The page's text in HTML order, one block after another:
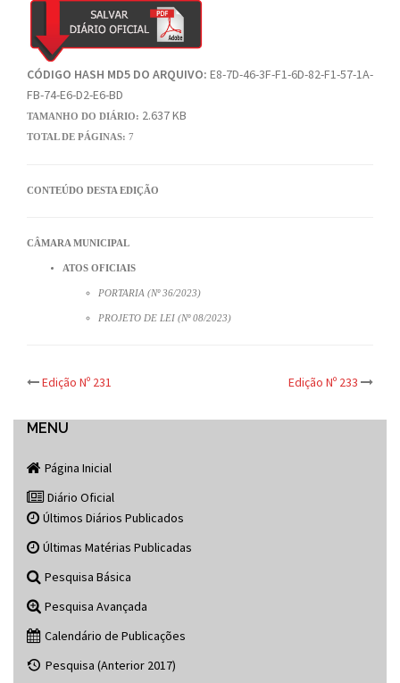
CÓDIGO HASH MD5 DO ARQUIVO: E8-7D-46-3F-F1-6D-82-F1-57-1A-
FB-74-E6-D2-E6-BD
TAMANHO DO DIÁRIO: 2.637 KB
TOTAL DE PÁGINAS: 7
CONTEÚDO DESTA EDIÇÃO
CÂMARA MUNICIPAL
ATOS OFICIAIS
PORTARIA (Nº 36/2023)
PROJETO DE LEI (Nº 08/2023)
Post
navigation
Edição Nº 231 Edição Nº 233
MENU
Página Inicial
Diário Oficial
Últimos Diários Publicados
Últimas Matérias Publicadas
Pesquisa Básica
Pesquisa Avançada
Calendário de Publicações
Pesquisa (Anterior 2017)